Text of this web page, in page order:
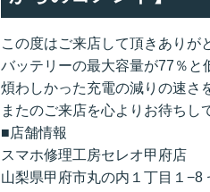
この度はご来店して頂きありが
バッテリーの最大容量が77％と
煩わしかった充電の減りの速さ
またのご来店を心よりお待ちし
■店舗情報
スマホ修理工房セレオ甲府店
山梨県甲府市丸の内１丁目１−8